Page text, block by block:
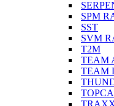
SPM
SST
SVM
T2M
TEAM
TEAM